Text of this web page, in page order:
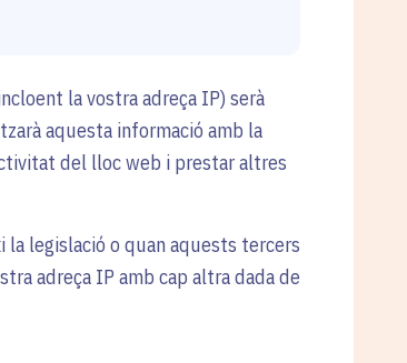
la vostra adreça IP) serà
aquesta informació amb la
del lloc web i prestar altres
legislació o quan aquests tercers
adreça IP amb cap altra dada de